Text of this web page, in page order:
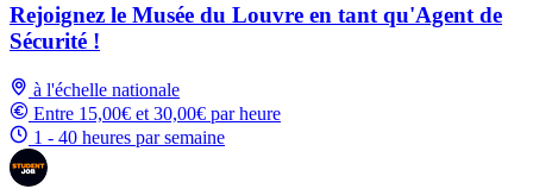
Rejoignez le Musée du Louvre en tant qu'Agent de
Sécurité !
à l'échelle nationale
Entre 15,00€ et 30,00€ par heure
1 - 40 heures par semaine